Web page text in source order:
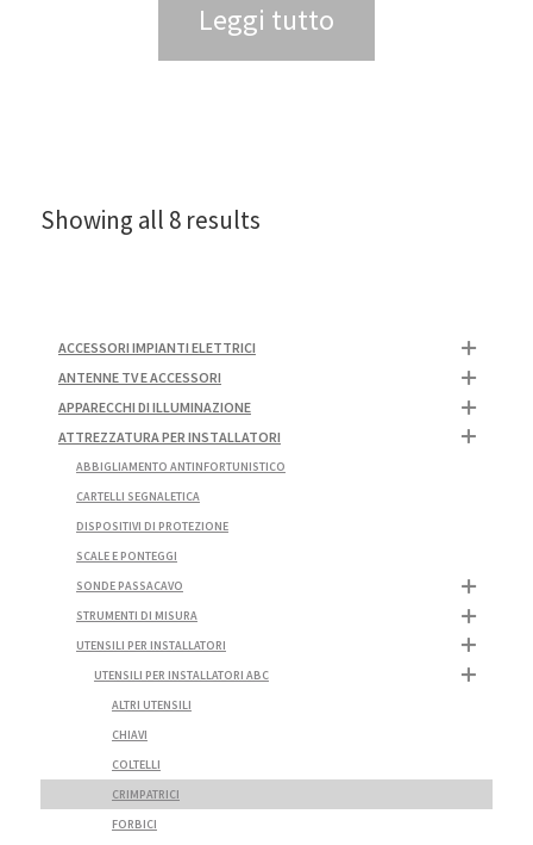
Leggi tutto
Showing all 8 results
ACCESSORI IMPIANTI ELETTRICI
ANTENNE TV E ACCESSORI
APPARECCHI DI ILLUMINAZIONE
ATTREZZATURA PER INSTALLATORI
ABBIGLIAMENTO ANTINFORTUNISTICO
CARTELLI SEGNALETICA
DISPOSITIVI DI PROTEZIONE
SCALE E PONTEGGI
SONDE PASSACAVO
STRUMENTI DI MISURA
UTENSILI PER INSTALLATORI
UTENSILI PER INSTALLATORI ABC
ALTRI UTENSILI
CHIAVI
COLTELLI
CRIMPATRICI
FORBICI